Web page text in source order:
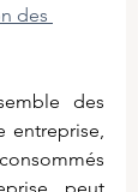
des
des
entreprise,